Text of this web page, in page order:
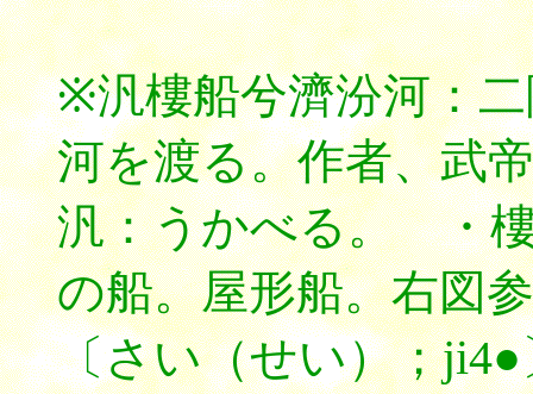
※汎樓船兮濟汾河：
河を渡る。作者、武
汎：うかべる。 ・
の船。屋形船。右図
〔さい（せい）；